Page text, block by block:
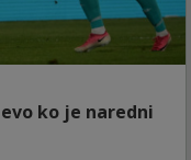
ko je naredni